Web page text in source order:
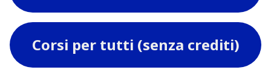
Corsi per tutti (senza crediti)